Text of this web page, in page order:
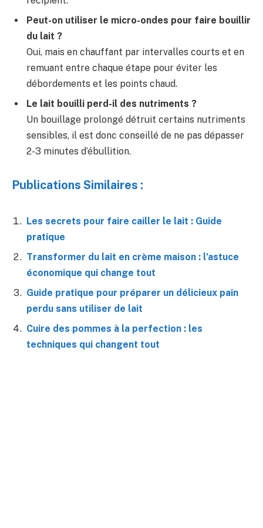
Peut-on utiliser le micro-ondes pour faire bouillir
du lait ?
Oui, mais en chauffant par intervalles courts et en
remuant entre chaque étape pour éviter les
débordements et les points chaud.
Le lait bouilli perd-il des nutriments ?
Un bouillage prolongé détruit certains nutriments
sensibles, il est donc conseillé de ne pas dépasser
2-3 minutes d’ébullition.
Publications Similaires :
Les secrets pour faire cailler le lait : Guide
pratique
Transformer du lait en crème maison : l’astuce
économique qui change tout
Guide pratique pour préparer un délicieux pain
perdu sans utiliser de lait
Cuire des pommes à la perfection : les
techniques qui changent tout